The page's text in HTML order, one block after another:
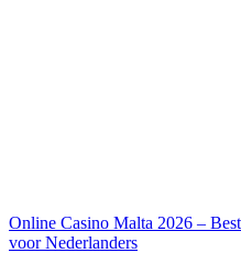
Online Casino Malta 2026 –
voor Nederlanders